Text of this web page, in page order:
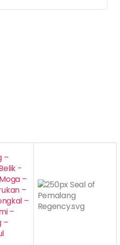
–
-
–
–
–
–
–